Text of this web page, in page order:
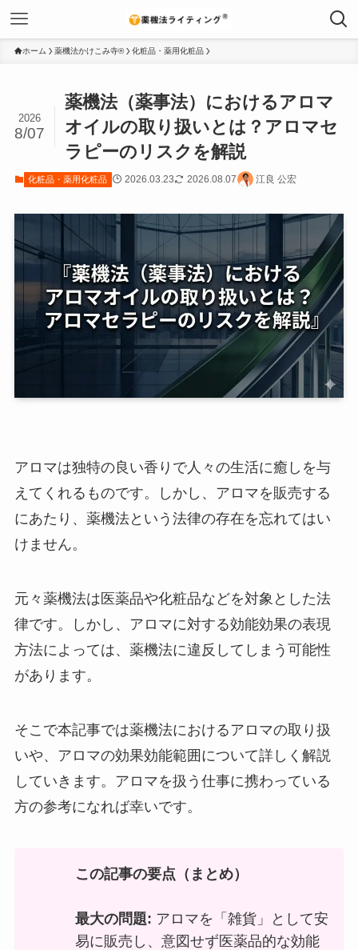
ホーム 薬機法かけこみ寺® 化粧品・薬用化粧品
薬機法（薬事法）におけるアロマ
オイルの取り扱いとは？アロマセ
ラピーのリスクを解説
2026
8/07
化粧品・薬用化粧品 2026.03.23 2026.08.07 江良 公宏
アロマは独特の良い香りで人々の生活に癒しを与
えてくれるものです。しかし、アロマを販売する
にあたり、薬機法という法律の存在を忘れてはい
けません。
元々薬機法は医薬品や化粧品などを対象とした法
律です。しかし、アロマに対する効能効果の表現
方法によっては、薬機法に違反してしまう可能性
があります。
そこで本記事では薬機法におけるアロマの取り扱
いや、アロマの効果効能範囲について詳しく解説
していきます。アロマを扱う仕事に携わっている
方の参考になれば幸いです。
この記事の要点（まとめ）
最大の問題: アロマを「雑貨」として安
易に販売し、意図せず医薬品的な効能